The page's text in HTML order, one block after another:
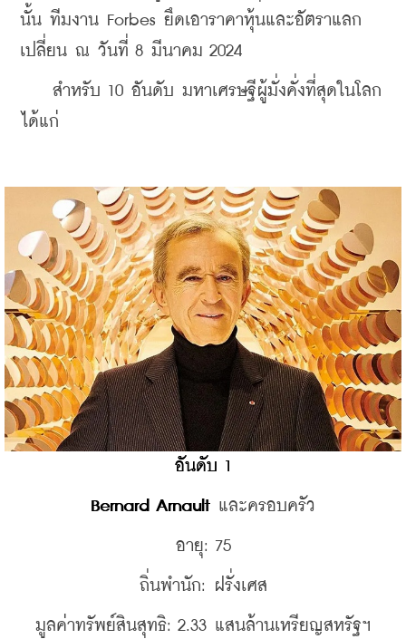
นั้น ทีมงาน Forbes ยึดเอาราคาหุ้นและอัตราแลก
เปลี่ยน ณ วันที่ 8 มีนาคม 2024
สำหรับ 10 อันดับ มหาเศรษฐีผู้มั่งคั่งที่สุดในโลก
ได้แก่
อันดับ 1
Bernard Arnault และครอบครัว
อายุ: 75
ถิ่นพำนัก: ฝรั่งเศส
มูลค่าทรัพย์สินสุทธิ: 2.33 แสนล้านเหรียญสหรัฐฯ